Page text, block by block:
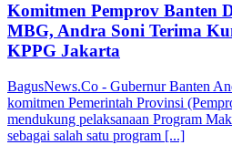
Komitmen Pemprov Banten
MBG, Andra Soni Terima
KPPG Jakarta
BagusNews.Co - Gubernur Banten
komitmen Pemerintah Provinsi
mendukung pelaksanaan Program
sebagai salah satu program [...]